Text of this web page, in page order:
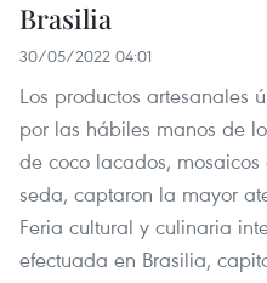
Brasilia
30/05/2022 04:01
Los productos artesanales
por las hábiles manos de
de coco lacados,
seda, captaron la mayor
Feria cultural y culinaria
efectuada en Brasilia,